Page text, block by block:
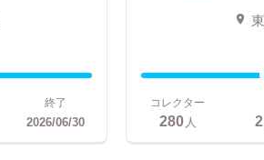
終了
2026/06/30
コレクター
280 人